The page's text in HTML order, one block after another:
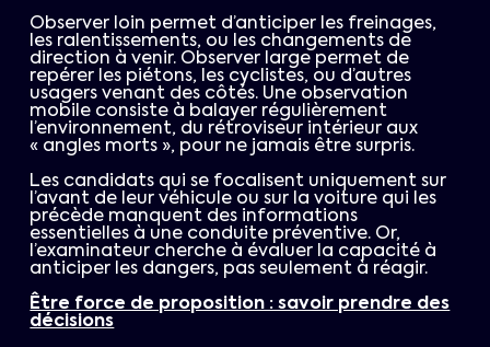
Observer loin permet d’anticiper les freinages,
les ralentissements, ou les changements de
direction à venir. Observer large permet de
repérer les piétons, les cyclistes, ou d’autres
usagers venant des côtés. Une observation
mobile consiste à balayer régulièrement
l’environnement, du rétroviseur intérieur aux
« angles morts », pour ne jamais être surpris.
Les candidats qui se focalisent uniquement sur
l’avant de leur véhicule ou sur la voiture qui les
précède manquent des informations
essentielles à une conduite préventive. Or,
l’examinateur cherche à évaluer la capacité à
anticiper les dangers, pas seulement à réagir.
Être force de proposition : savoir prendre des
décisions